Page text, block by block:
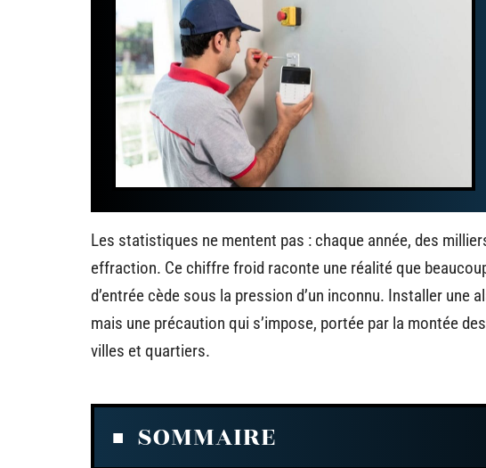
Les statistiques ne mentent pas : chaque année, des
effraction. Ce chiffre froid raconte une réalité que
d’entrée cède sous la pression d’un inconnu. Installer une
mais une précaution qui s’impose, portée par la montée
villes et quartiers.
SOMMAIRE